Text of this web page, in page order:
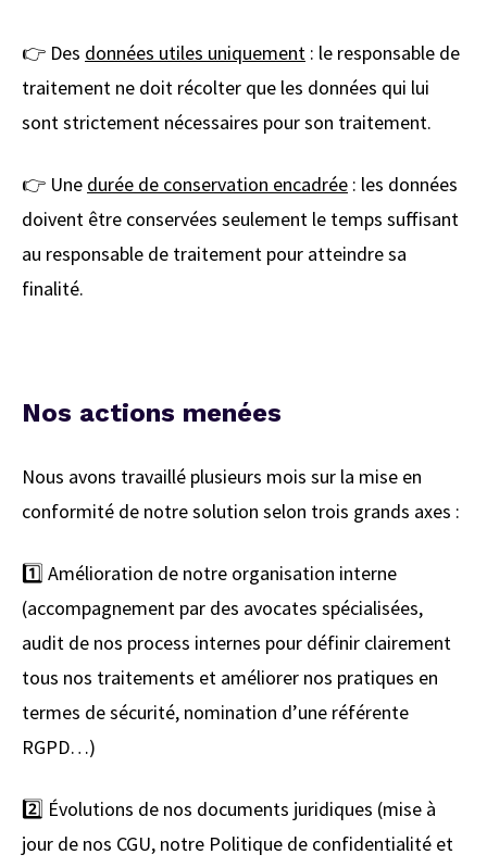
👉 Des données utiles uniquement : le responsable de
traitement ne doit récolter que les données qui lui
sont strictement nécessaires pour son traitement.
👉 Une durée de conservation encadrée : les données
doivent être conservées seulement le temps suffisant
au responsable de traitement pour atteindre sa
finalité.
Nos actions menées
Nous avons travaillé plusieurs mois sur la mise en
conformité de notre solution selon trois grands axes :
1️⃣ Amélioration de notre organisation interne
(accompagnement par des avocates spécialisées,
audit de nos process internes pour définir clairement
tous nos traitements et améliorer nos pratiques en
termes de sécurité, nomination d’une référente
RGPD…)
2️⃣ Évolutions de nos documents juridiques (mise à
jour de nos CGU, notre Politique de confidentialité et